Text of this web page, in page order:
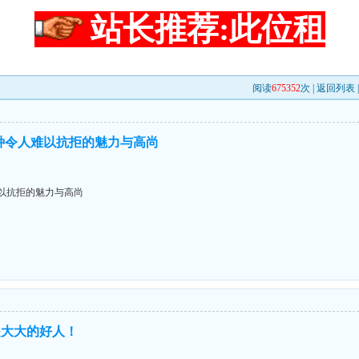
站长推荐:此位租
阅读675352次 | 返回列表
人难以抗拒的魅力与高尚
抗拒的魅力与高尚
大的好人！